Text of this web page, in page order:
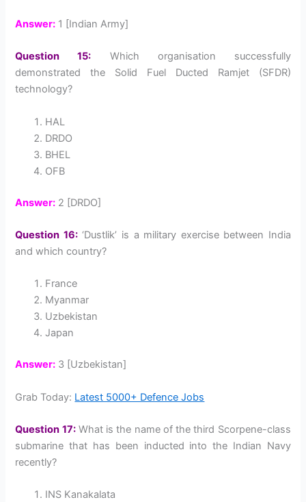
Answer: 1 [Indian Army]
Question 15:
Which organisation successfully
demonstrated the Solid Fuel Ducted Ramjet (SFDR)
technology?
HAL
DRDO
BHEL
OFB
Answer: 2 [DRDO]
Question 16:‘Dustlik’ is a military exercise between India
and which country?
France
Myanmar
Uzbekistan
Japan
Answer: 3 [Uzbekistan]
Grab Today: Latest 5000+ Defence Jobs
Question 17:What is the name of the third Scorpene-class
submarine that has been inducted into the Indian Navy
recently?
INS Kanakalata